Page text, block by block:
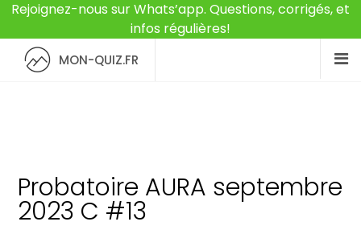
Rejoignez-nous sur Whats’app. Questions, corrigés, et
infos régulières!
MON-QUIZ.FR
Probatoire AURA septembre
2023 C #13